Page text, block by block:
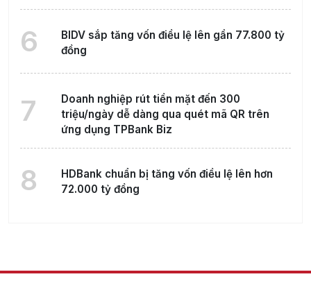
6
BIDV sắp tăng vốn điều lệ lên gần 77.800 tỷ
đồng
7
Doanh nghiệp rút tiền mặt đến 300
triệu/ngày dễ dàng qua quét mã QR trên
ứng dụng TPBank Biz
8
HDBank chuẩn bị tăng vốn điều lệ lên hơn
72.000 tỷ đồng